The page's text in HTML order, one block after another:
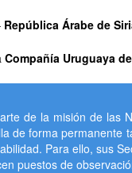
República Árabe de
Compañía Uruguaya
de la misión de las
de forma permanente
Para ello, sus
puestos de